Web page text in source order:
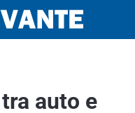
auto e